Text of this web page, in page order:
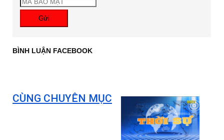
Gửi
BÌNH LUẬN FACEBOOK
CÙNG CHUYÊN MỤC